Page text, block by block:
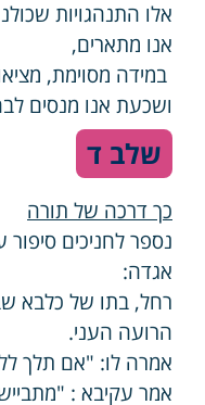
אלו התנהגויות
אנו מתארים,
במידה מסוימת,
ושכעת אנו מנסים
שלב ד
כך דרכה של תורה
נספר לחניכים
אגדה:
רחל, בתו של כלבא
הרועה העני.
אמרה לו: "אם תלך
אמר עקיבא :